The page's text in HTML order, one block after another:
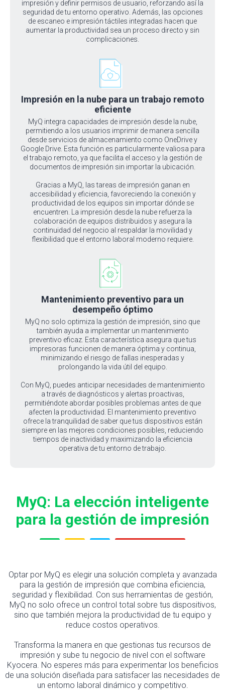
impresión y definir permisos de usuario, reforzando así la
seguridad de tu entorno operativo. Además, las opciones
de escaneo e impresión táctiles integradas hacen que
aumentar la productividad sea un proceso directo y sin
complicaciones.
Impresión en la nube para un trabajo remoto
eficiente
MyQ integra capacidades de impresión desde la nube,
permitiendo a los usuarios imprimir de manera sencilla
desde servicios de almacenamiento como OneDrive y
Google Drive. Esta función es particularmente valiosa para
el trabajo remoto, ya que facilita el acceso y la gestión de
documentos de impresión sin importar la ubicación.
Gracias a MyQ, las tareas de impresión ganan en
accesibilidad y eficiencia, favoreciendo la conexión y
productividad de los equipos sin importar dónde se
encuentren. La impresión desde la nube refuerza la
colaboración de equipos distribuidos y asegura la
continuidad del negocio al respaldar la movilidad y
flexibilidad que el entorno laboral moderno requiere.
Mantenimiento preventivo para un
desempeño óptimo
MyQ no solo optimiza la gestión de impresión, sino que
también ayuda a implementar un mantenimiento
preventivo eficaz. Esta característica asegura que tus
impresoras funcionen de manera óptima y continua,
minimizando el riesgo de fallas inesperadas y
prolongando la vida útil del equipo.
Con MyQ, puedes anticipar necesidades de mantenimiento
a través de diagnósticos y alertas proactivas,
permitiéndote abordar posibles problemas antes de que
afecten la productividad. El mantenimiento preventivo
ofrece la tranquilidad de saber que tus dispositivos están
siempre en las mejores condiciones posibles, reduciendo
tiempos de inactividad y maximizando la eficiencia
operativa de tu entorno de trabajo.
MyQ: La elección inteligente
para la gestión de impresión
Optar por MyQ es elegir una solución completa y avanzada
para la gestión de impresión que combina eficiencia,
seguridad y flexibilidad. Con sus herramientas de gestión,
MyQ no solo ofrece un control total sobre tus dispositivos,
sino que también mejora la productividad de tu equipo y
reduce costos operativos.
Transforma la manera en que gestionas tus recursos de
impresión y sube tu negocio de nivel con el software
Kyocera. No esperes más para experimentar los beneficios
de una solución diseñada para satisfacer las necesidades de
un entorno laboral dinámico y competitivo.